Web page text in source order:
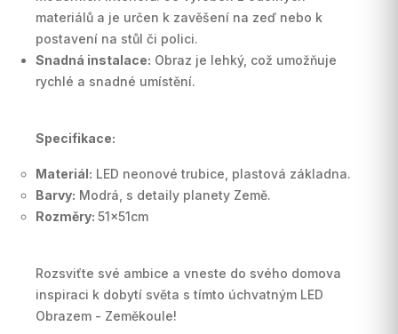
materiálů a je určen k zavěšení na zeď nebo k
postavení na stůl či polici.
Snadná instalace: Obraz je lehký, což umožňuje
rychlé a snadné umístění.
Specifikace:
Materiál: LED neonové trubice, plastová základna.
Barvy: Modrá, s detaily planety Země.
Rozměry: 51x51cm
Rozsviťte své ambice a vneste do svého domova
inspiraci k dobytí světa s tímto úchvatným LED
Obrazem - Zeměkoule!